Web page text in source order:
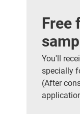
Free
You'll
specially
(After